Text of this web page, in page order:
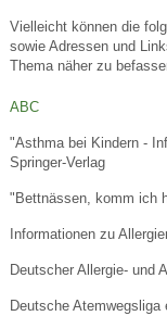
Vielleicht können die
sowie Adressen und
Thema näher zu
ABC
"Asthma bei Kindern -
Springer-Verlag
"Bettnässen, komm ich
Informationen zu
Deutscher Allergie- und
Deutsche Atemwegsliga